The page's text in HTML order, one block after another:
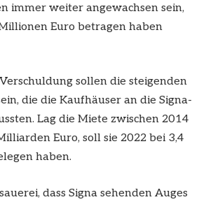
immer weiter angewachsen sein,
Euro betragen haben
sollen die steigenden
die die Kaufhäuser an die Signa-
Lag die Miete zwischen 2014
Euro, soll sie 2022 bei 3,4
haben.
dass Signa sehenden Auges